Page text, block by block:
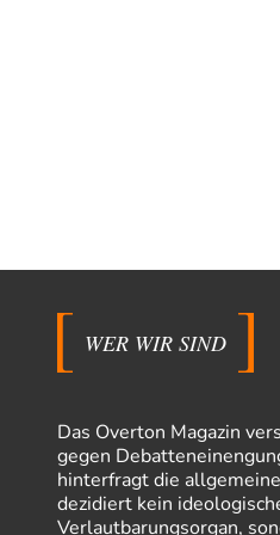
WER WIR SIND
Das Overton Magazin
gegen
hinterfragt die
dezidiert kein
Verlautbarungsorgan,